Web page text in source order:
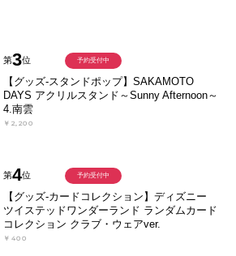
第3位
【グッズ-スタンドポップ】SAKAMOTO
DAYS アクリルスタンド～Sunny Afternoon～
4.南雲
￥2,200
予約受付中
第4位
【グッズ-カードコレクション】ディズニー
ツイステッドワンダーランド ランダムカード
コレクション クラブ・ウェアver.
￥400
予約受付中